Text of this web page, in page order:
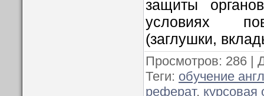
защиты
условиях
(заглушки,
Просмотров: 286 |
Теги: обучение
реферат, курсовая